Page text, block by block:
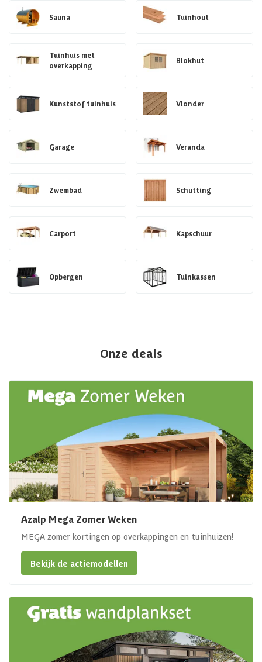
Sauna Tuinhout
Tuinhuis met
overkapping
Blokhut
Kunststof tuinhuis Vlonder
Garage Veranda
Zwembad Schutting
Carport Kapschuur
Opbergen Tuinkassen
Onze deals
Azalp Mega Zomer Weken
MEGA zomer kortingen op overkappingen en tuinhuizen!
Bekijk de actiemodellen